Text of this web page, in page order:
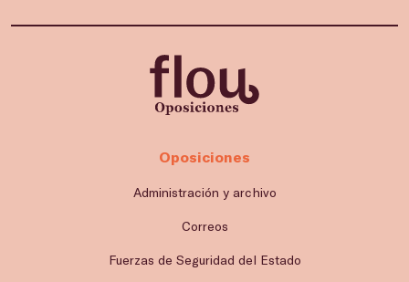
Oposiciones
Administración y archivo
Correos
Fuerzas de Seguridad del Estado